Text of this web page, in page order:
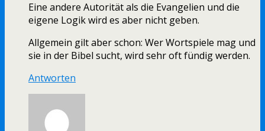
Eine andere Autorität als die Evangelien und die
eigene Logik wird es aber nicht geben.
Allgemein gilt aber schon: Wer Wortspiele mag und
sie in der Bibel sucht, wird sehr oft fündig werden.
Antworten